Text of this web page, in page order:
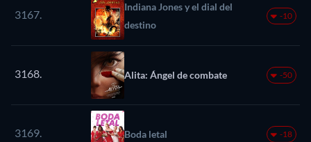
3167.
Indiana Jones y el dial del
destino
-10
3168. Alita: Ángel de combate -50
3169. Boda letal -18